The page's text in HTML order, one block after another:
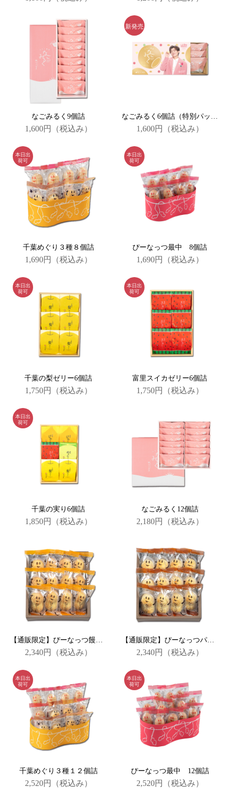
なごみるく9個詰
1,600円 （税込み）
なごみるく6個詰（特別パッケージ）
1,600円 （税込み）
千葉めぐり３種８個詰
1,690円 （税込み）
ぴーなっつ最中 8個詰
1,690円 （税込み）
千葉の梨ゼリー6個詰
1,750円 （税込み）
富里スイカゼリー6個詰
1,750円 （税込み）
千葉の実り6個詰
1,850円 （税込み）
なごみるく12個詰
2,180円 （税込み）
【通販限定】ぴーなっつ饅頭12個詰
2,340円 （税込み）
【通販限定】ぴーなっつパイ12個詰
2,340円 （税込み）
千葉めぐり３種１２個詰
2,520円 （税込み）
ぴーなっつ最中 12個詰
2,520円 （税込み）